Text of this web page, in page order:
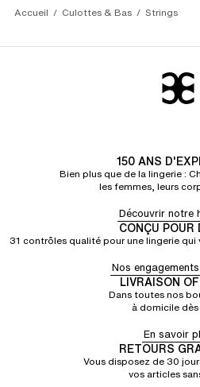
Accueil Culottes & Bas Strings
150 ANS
Bien plus que de la lingerie :
les femmes, leurs
Découvrir notre
CONÇU POUR
31 contrôles qualité pour une lingerie
Nos
LIVRAISON
Dans toutes nos
à domicile
En savoir
RETOURS
Vous disposez de 30
vos articles